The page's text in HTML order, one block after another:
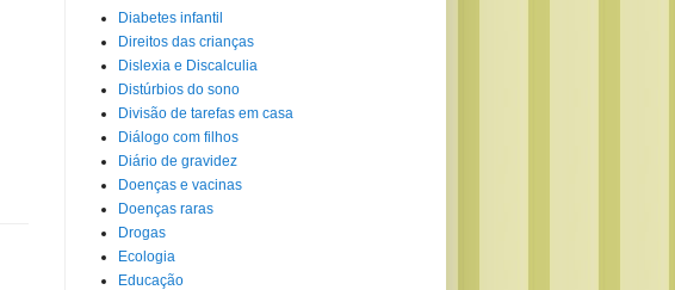
Diabetes infantil
Direitos das crianças
Dislexia e Discalculia
Distúrbios do sono
Divisão de tarefas em casa
Diálogo com filhos
Diário de gravidez
Doenças e vacinas
Doenças raras
Drogas
Ecologia
Educação